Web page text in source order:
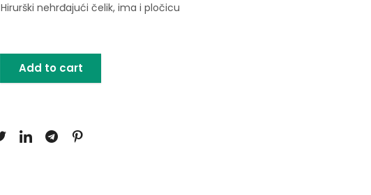
Hirurški nehrđajući čelik, ima i pločicu
Add to cart